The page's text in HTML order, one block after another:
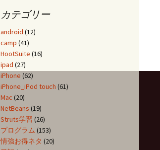
カテゴリー
android (12)
camp (41)
HootSuite (16)
ipad (27)
iPhone (62)
iPhone_iPod touch (61)
Mac (20)
NetBeans (19)
Struts学習 (26)
プログラム (153)
情強お得ネタ (20)